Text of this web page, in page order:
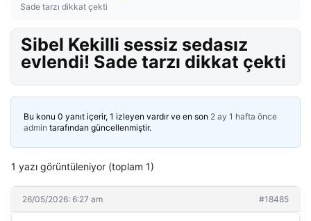
Sade tarzı dikkat çekti
Sibel Kekilli sessiz sedasız
evlendi! Sade tarzı dikkat çekti
Bu konu 0 yanıt içerir, 1 izleyen vardır ve en son 2 ay 1 hafta önce
admin tarafından güncellenmiştir.
1 yazı görüntüleniyor (toplam 1)
26/05/2026: 6:27 am #18485